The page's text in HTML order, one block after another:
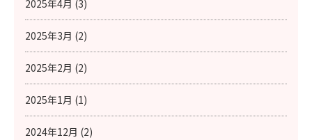
2025年4月 (3)
2025年3月 (2)
2025年2月 (2)
2025年1月 (1)
2024年12月 (2)